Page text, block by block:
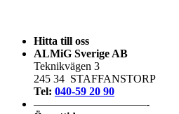
Hitta till oss
ALMiG Sverige AB
Teknikvägen 3
245 34 STAFFANSTORP
Tel: 040-59 20 90
——————————-